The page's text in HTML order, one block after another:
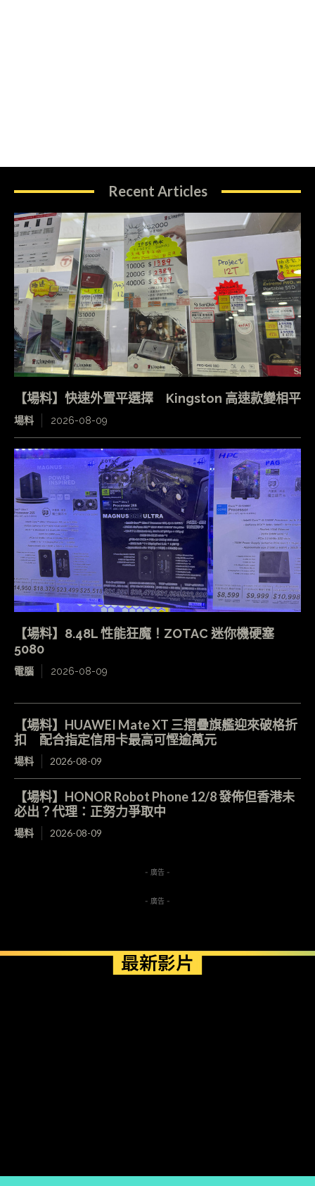
Recent Articles
【場料】快速外置平選擇 Kingston 高速款變相平
場料 2026-08-09
【場料】8.48L 性能狂魔！ZOTAC 迷你機硬塞
5080
電腦 2026-08-09
【場料】HUAWEI Mate XT 三摺疊旗艦迎來破格折
扣 配合指定信用卡最高可慳逾萬元
場料 2026-08-09
【場料】HONOR Robot Phone 12/8 發佈但香港未
必出？代理：正努力爭取中
場料 2026-08-09
- 廣告 -
- 廣告 -
最新影片